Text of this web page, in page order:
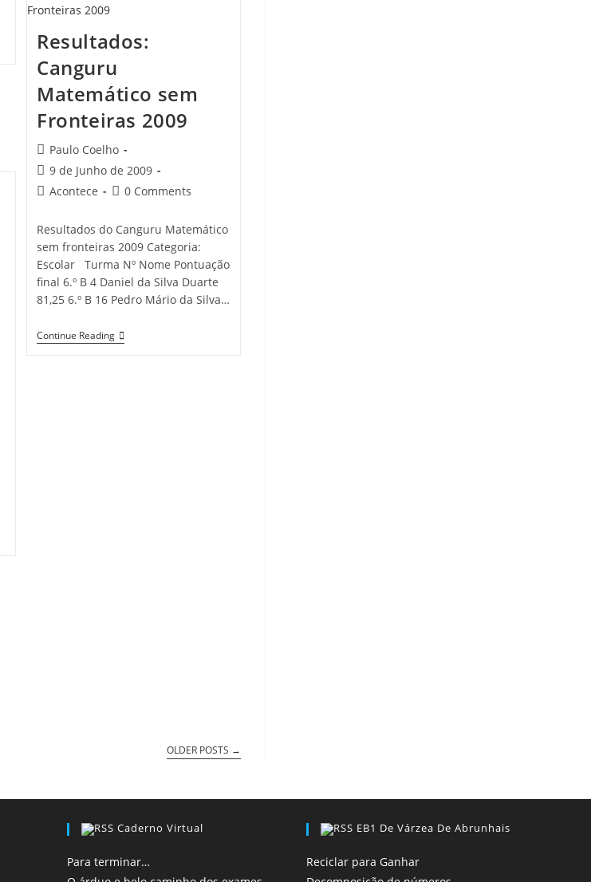
Resultados:
Canguru
Matemático sem
Fronteiras 2009
Post
author:
Paulo Coelho
Post
published:
9 de Junho de 2009
PostAcontece
Post0 Comments
Resultados do Canguru Matemático
sem fronteiras 2009 Categoria:
Escolar Turma Nº Nome Pontuação
final 6.º B 4 Daniel da Silva Duarte
81,25 6.º B 16 Pedro Mário da Silva…
Continue ReadingResultados:
Canguru
OLDER POSTS →
Caderno Virtual
Para terminar…
EB1 De Várzea De Abrunhais
Reciclar para Ganhar